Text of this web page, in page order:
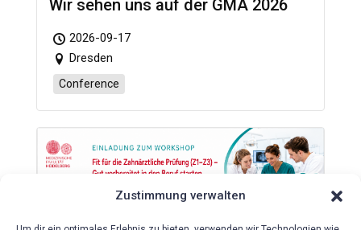
Zustimmung verwalten
Wir sehen uns auf der GMA 2026
2026-09-17
Dresden
Conference